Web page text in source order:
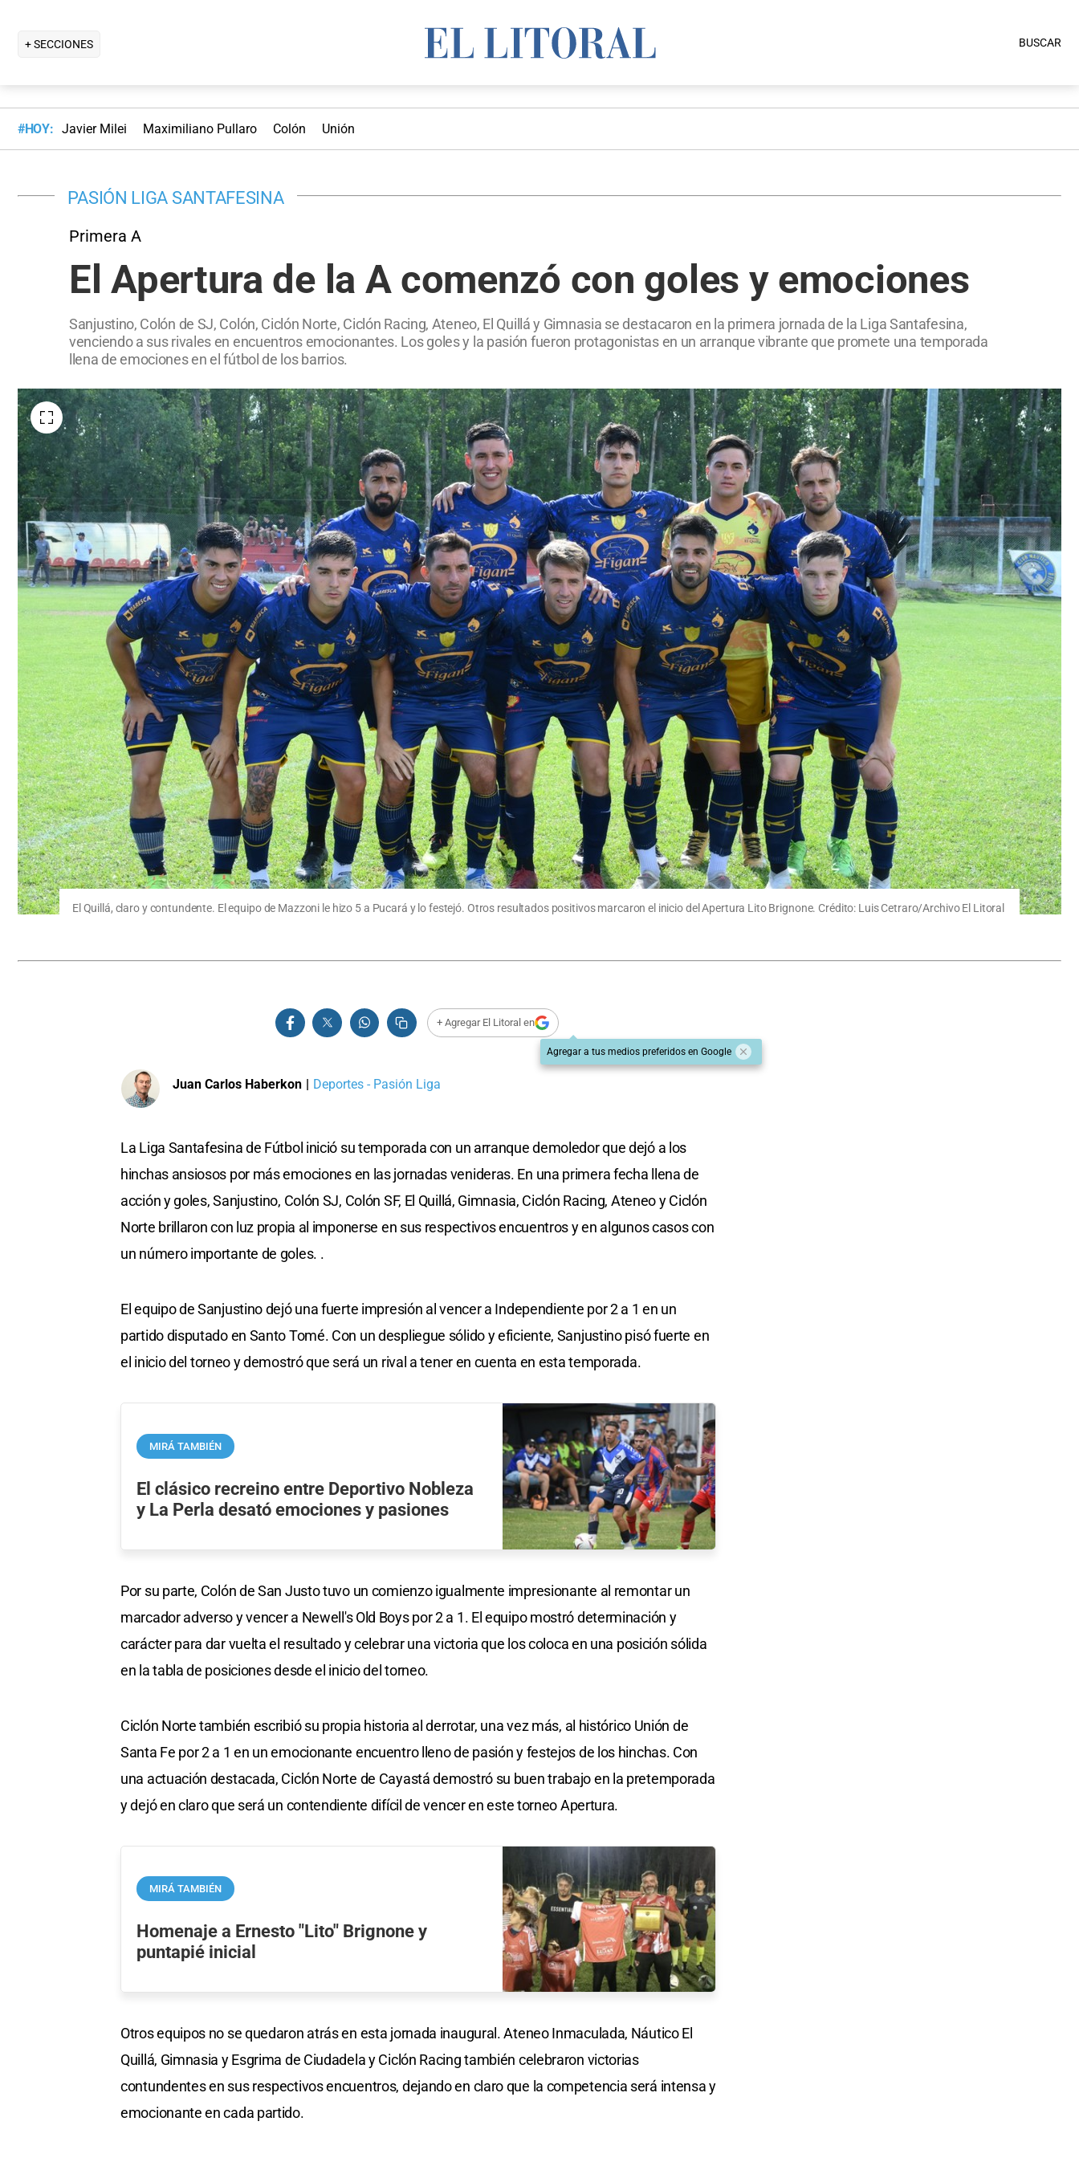
+ SECCIONES BUSCAR
#HOY: Javier Milei Maximiliano Pullaro Colón Unión
PASIÓN LIGA SANTAFESINA
Primera A
El Apertura de la A comenzó con goles y emociones
Sanjustino, Colón de SJ, Colón, Ciclón Norte, Ciclón Racing, Ateneo, El Quillá y Gimnasia se destacaron en la primera jornada de la Liga Santafesina,
venciendo a sus rivales en encuentros emocionantes. Los goles y la pasión fueron protagonistas en un arranque vibrante que promete una temporada
llena de emociones en el fútbol de los barrios.
El Quillá, claro y contundente. El equipo de Mazzoni le hizo 5 a Pucará y lo festejó. Otros resultados positivos marcaron el inicio del Apertura Lito Brignone. Crédito: Luis Cetraro/Archivo El Litoral
+ Agregar El Litoral en
Agregar a tus medios preferidos en Google
Juan Carlos Haberkon | Deportes - Pasión Liga
La Liga Santafesina de Fútbol inició su temporada con un arranque demoledor que dejó a los
hinchas ansiosos por más emociones en las jornadas venideras. En una primera fecha llena de
acción y goles, Sanjustino, Colón SJ, Colón SF, El Quillá, Gimnasia, Ciclón Racing, Ateneo y Ciclón
Norte brillaron con luz propia al imponerse en sus respectivos encuentros y en algunos casos con
un número importante de goles. .
El equipo de Sanjustino dejó una fuerte impresión al vencer a Independiente por 2 a 1 en un
partido disputado en Santo Tomé. Con un despliegue sólido y eficiente, Sanjustino pisó fuerte en
el inicio del torneo y demostró que será un rival a tener en cuenta en esta temporada.
MIRÁ TAMBIÉN
El clásico recreino entre Deportivo Nobleza
y La Perla desató emociones y pasiones
Por su parte, Colón de San Justo tuvo un comienzo igualmente impresionante al remontar un
marcador adverso y vencer a Newell's Old Boys por 2 a 1. El equipo mostró determinación y
carácter para dar vuelta el resultado y celebrar una victoria que los coloca en una posición sólida
en la tabla de posiciones desde el inicio del torneo.
Ciclón Norte también escribió su propia historia al derrotar, una vez más, al histórico Unión de
Santa Fe por 2 a 1 en un emocionante encuentro lleno de pasión y festejos de los hinchas. Con
una actuación destacada, Ciclón Norte de Cayastá demostró su buen trabajo en la pretemporada
y dejó en claro que será un contendiente difícil de vencer en este torneo Apertura.
MIRÁ TAMBIÉN
Homenaje a Ernesto "Lito" Brignone y
puntapié inicial
Otros equipos no se quedaron atrás en esta jornada inaugural. Ateneo Inmaculada, Náutico El
Quillá, Gimnasia y Esgrima de Ciudadela y Ciclón Racing también celebraron victorias
contundentes en sus respectivos encuentros, dejando en claro que la competencia será intensa y
emocionante en cada partido.